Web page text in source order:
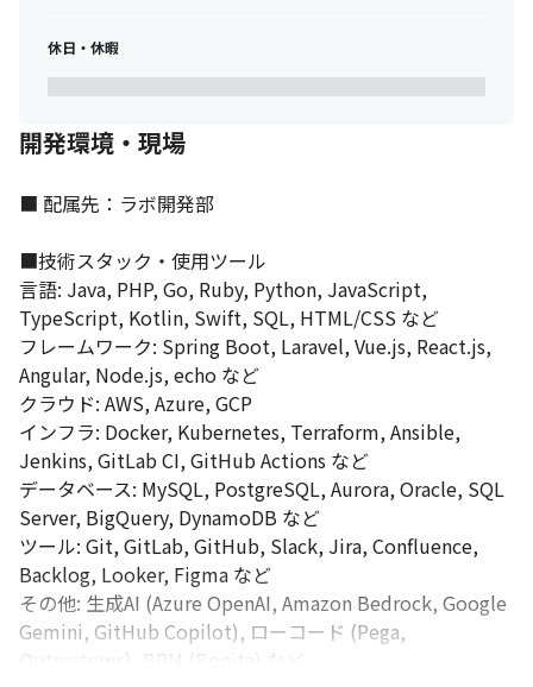
★グロースエンジニアリングサービスとは？
ントの視点を融合させ、サービスの企画から開発、改善サイクル
モデルです。
・モダン技術への挑戦: 生成AI案件をはじめ、常に新しい技術をキ
・幅広い技術領域: フロントエンド、バックエンド、インフラま
で、希望に応じて様々な技術領域に触れ、フルスタックエンジニ
アを目指せます。特にPOCや新規立ち上げ案件では、技術選定か
ら関われる裁量があります。
・キャリアの柔軟性: 多様な案件があるため、自身のキャリアプラ
ンに合わせてプロジェクトや役割を選択しやすい環境です。チー
ム内での異動も比較的柔軟に行えます。
・顧客への貢献実感: 顧客と直接対話し、ビジネスの成長に技術で
貢献している実感を得やすいポジションです。
・成長できる環境: チームにはマルチスキルでキャッチアップの早
いメンバーが多く、互いに助け合い、学び合う文化があります。
自身の成長がチームや顧客への貢献に繋がります。
・「グロースエンジニアリングサービス」の創造: 新しい価値提供
モデルを共に創り上げていく、チャレンジングな経験ができま
す。
休日・休暇
開発環境・現場
■ 配属先：ラボ開発部
■技術スタック・使用ツール
言語: Java, PHP, Go, Ruby, Python, JavaScript,
TypeScript, Kotlin, Swift, SQL, HTML/CSS など
フレームワーク: Spring Boot, Laravel, Vue.js, React.js,
Angular, Node.js, echo など
クラウド: AWS, Azure, GCP
インフラ: Docker, Kubernetes, Terraform, Ansible,
Jenkins, GitLab CI, GitHub Actions など
データベース: MySQL, PostgreSQL, Aurora, Oracle, SQL
Server, BigQuery, DynamoDB など
ツール: Git, GitLab, GitHub, Slack, Jira, Confluence,
Backlog, Looker, Figma など
その他: 生成AI (Azure OpenAI, Amazon Bedrock, Google
Gemini, GitHub Copilot), ローコード (Pega,
Outsystems), BPM (Bonita) など